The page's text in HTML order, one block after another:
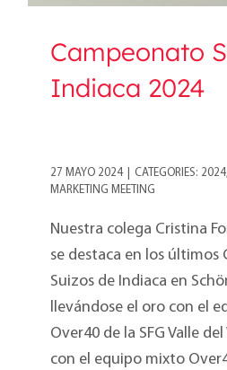
Campeonato
Indiaca 2024
27 MAYO 2024 CATEGORIES: 2024,
MARKETING MEETING
Nuestra colega Cristina
se destaca en los últimos
Suizos de Indiaca en
llevándose el oro con el
Over40 de la SFG Valle
con el equipo mixto